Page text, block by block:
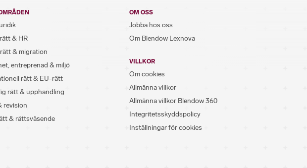
& HR
& migration
entreprenad & miljö
rätt & EU-rätt
rätt & upphandling
revision
& rättsväsende
OM OSS
Jobba hos oss
Om Blendow Lexnova
VILLKOR
Om cookies
Allmänna villkor
Allmänna villkor Blendow 360
Integritetsskyddspolicy
Inställningar för cookies